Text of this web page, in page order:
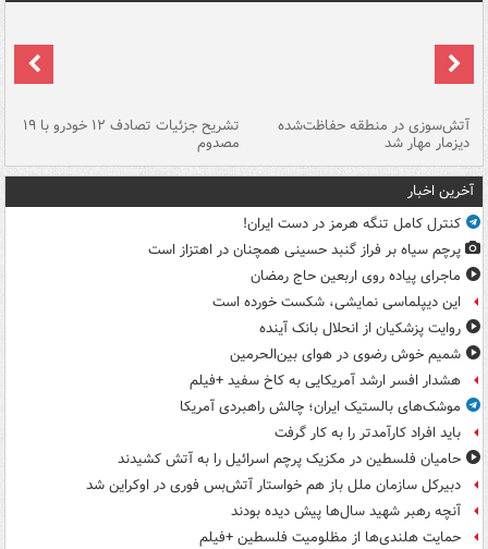
آتش‌سوزی در منطقه حفاظت‌شده
دیزمار مهار شد
تشریح جزئیات تصادف ۱۲ خودرو با ۱۹
مصدوم
آخرین اخبار
کنترل کامل تنگه هرمز در دست ایران!
پرچم سیاه بر فراز گنبد حسینی همچنان در اهتزاز است
ماجرای پیاده روی اربعین حاج رمضان
این دیپلماسی نمایشی، شکست خورده است
روایت پزشکیان از انحلال بانک آینده
شمیم خوش رضوی در هوای بین‌الحرمین
هشدار افسر ارشد آمریکایی به کاخ سفید +فیلم
موشک‌های بالستیک ایران؛ چالش راهبردی آمریکا
باید افراد کارآمدتر را به کار گرفت
حامیان فلسطین در مکزیک پرچم اسرائیل را به آتش کشیدند
دبیرکل سازمان ملل باز هم خواستار آتش‌بس فوری در اوکراین شد
آنچه رهبر شهید سال‌ها پیش دیده بودند
حمایت هلندی‌ها از مظلومیت فلسطین +فیلم